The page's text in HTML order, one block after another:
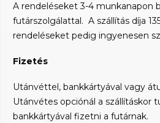
A rendeléseket 3-4 munkanapon
futárszolgálattal. A szállítás díja
rendeléseket pedig ingyenesen
Fizetés
Utánvéttel, bankkártyával vagy
Utánvétes opciónál a szállításkor
bankkártyával fizetni a futárnak.